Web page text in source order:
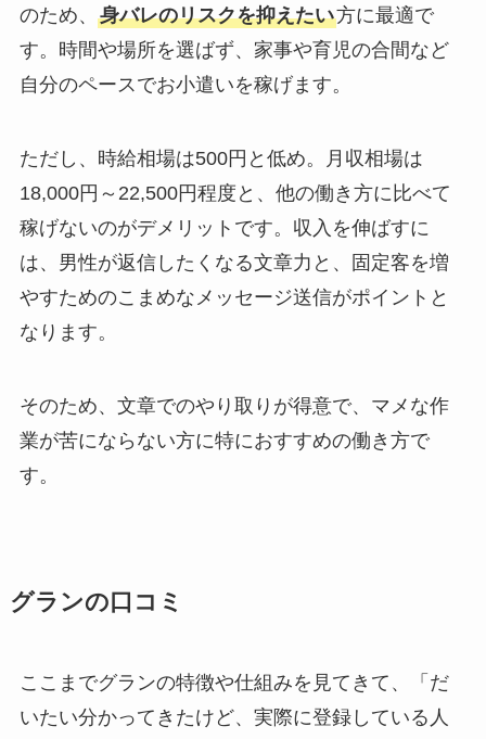
のため、 身バレのリスクを抑えたい方に最適で
す。時間や場所を選ばず、家事や育児の合間など
自分のペースでお小遣いを稼げます。
ただし、時給相場は500円と低め。月収相場は
18,000円～22,500円程度と、他の働き方に比べて
稼げないのがデメリットです。収入を伸ばすに
は、男性が返信したくなる文章力と、固定客を増
やすためのこまめなメッセージ送信がポイントと
なります。
そのため、文章でのやり取りが得意で、マメな作
業が苦にならない方に特におすすめの働き方で
す。
グランの口コミ
ここまでグランの特徴や仕組みを見てきて、「だ
いたい分かってきたけど、実際に登録している人